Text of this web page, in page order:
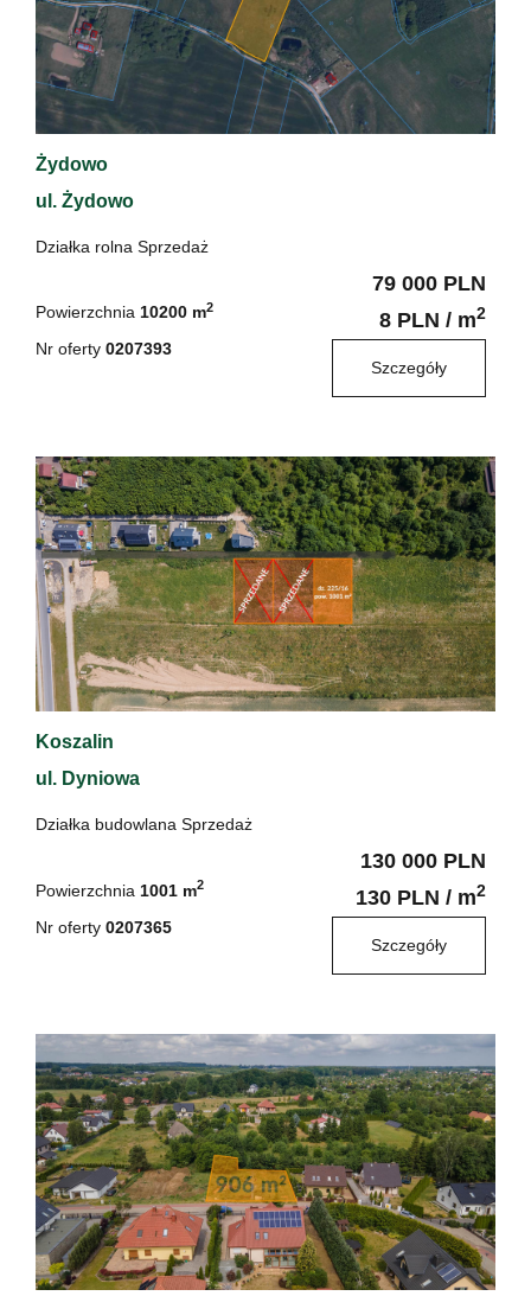
Żydowo
ul. Żydowo
Działka rolna Sprzedaż
Powierzchnia 10200 m2
Nr oferty 0207393
79 000 PLN
8 PLN / m2
Szczegóły
Koszalin
ul. Dyniowa
Działka budowlana Sprzedaż
Powierzchnia 1001 m2
Nr oferty 0207365
130 000 PLN
130 PLN / m2
Szczegóły